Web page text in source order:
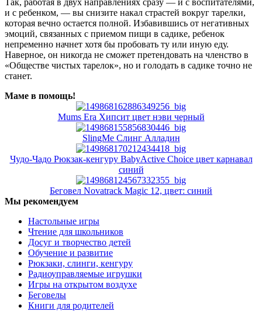
и с ребенком, — вы снизите накал страстей вокруг тарелки,
которая вечно остается полной. Избавившись от негативных
эмоций, связанных с приемом пищи в садике, ребенок
непременно начнет хотя бы пробовать ту или иную еду.
Наверное, он никогда не сможет претендовать на членство в
«Обществе чистых тарелок», но и голодать в садике точно не
станет.
Маме в помощь!
Mums Era Хипсит цвет нэви черный
SlingMe Слинг Алладин
Чудо-Чадо Рюкзак-кенгуру BabyActive Choice цвет карнавал
синий
Беговел Novatrack Magic 12, цвет: синий
Мы рекомендуем
Настольные игры
Чтение для школьников
Досуг и творчество детей
Обучение и развитие
Рюкзаки, слинги, кенгуру
Радиоуправляемые игрушки
Игры на открытом воздухе
Беговелы
Книги для родителей